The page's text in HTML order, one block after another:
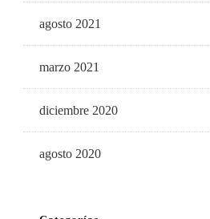
agosto 2021
marzo 2021
diciembre 2020
agosto 2020